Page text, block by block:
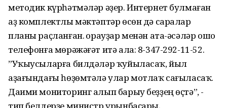
методик күрһәтмәләр әҙер. Интернет булмаған
аҙ комплектлы мәктәптәр өсөн дә саралар
планы раҫланған. Һорауҙар менән ата-әсәләр ошо
телефонға мөрәжәғәт итә ала: 8-347-292-11-52.
”Уҡыусыларға билдәләр ҡуйыласаҡ, йыл
аҙағындағы һөҙөмтәлә улар мотлаҡ сағыласаҡ.
Даими мониторинг алып барыу беҙҙең өҫтә”, -